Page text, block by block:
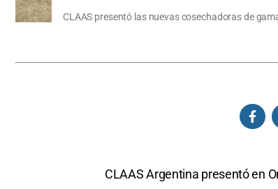
CLAAS presentó las nuevas cosechadoras de
CLAAS Argentina presentó en